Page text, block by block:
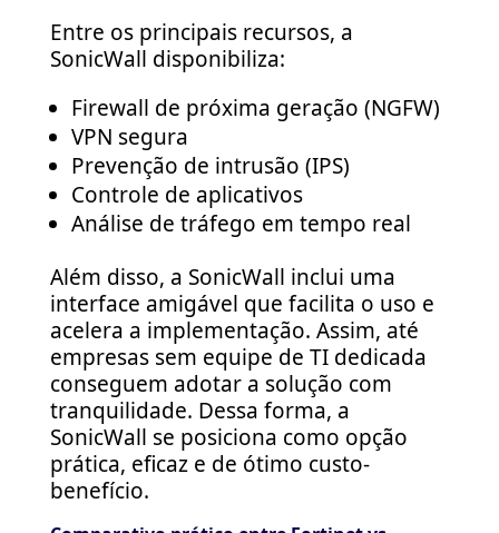
Entre os principais recursos, a
SonicWall disponibiliza:
Firewall de próxima geração (NGFW)
VPN segura
Prevenção de intrusão (IPS)
Controle de aplicativos
Análise de tráfego em tempo real
Além disso, a SonicWall inclui uma
interface amigável que facilita o uso e
acelera a implementação. Assim, até
empresas sem equipe de TI dedicada
conseguem adotar a solução com
tranquilidade. Dessa forma, a
SonicWall se posiciona como opção
prática, eficaz e de ótimo custo-
benefício.